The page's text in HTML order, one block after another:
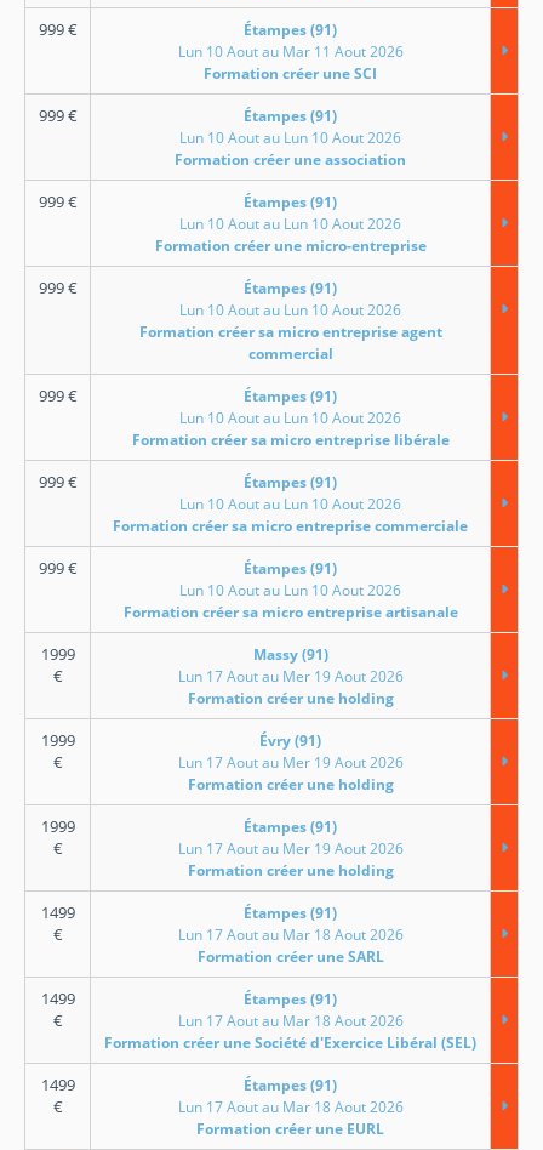
999€
Étampes (91)
Lun 10 Aout au Mar 11 Aout 2026
Formation créer une SCI
999€
Étampes (91)
Lun 10 Aout au Lun 10 Aout 2026
Formation créer une association
999€
Étampes (91)
Lun 10 Aout au Lun 10 Aout 2026
Formation créer une micro-entreprise
999€
Étampes (91)
Lun 10 Aout au Lun 10 Aout 2026
Formation créer sa micro entreprise agent
commercial
999€
Étampes (91)
Lun 10 Aout au Lun 10 Aout 2026
Formation créer sa micro entreprise libérale
999€
Étampes (91)
Lun 10 Aout au Lun 10 Aout 2026
Formation créer sa micro entreprise commerciale
999€
Étampes (91)
Lun 10 Aout au Lun 10 Aout 2026
Formation créer sa micro entreprise artisanale
1999
€
Massy (91)
Lun 17 Aout au Mer 19 Aout 2026
Formation créer une holding
1999
€
Évry (91)
Lun 17 Aout au Mer 19 Aout 2026
Formation créer une holding
1999
€
Étampes (91)
Lun 17 Aout au Mer 19 Aout 2026
Formation créer une holding
1499
€
Étampes (91)
Lun 17 Aout au Mar 18 Aout 2026
Formation créer une SARL
1499
€
Étampes (91)
Lun 17 Aout au Mar 18 Aout 2026
Formation créer une Société d'Exercice Libéral (SEL)
1499
€
Étampes (91)
Lun 17 Aout au Mar 18 Aout 2026
Formation créer une EURL